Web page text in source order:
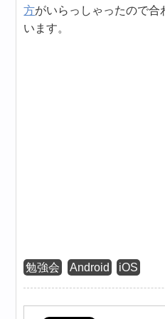
方がいらっしゃったので合
います。
勉強会 Android iOS